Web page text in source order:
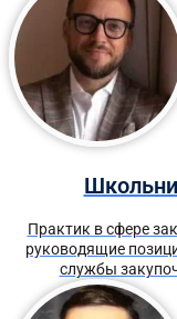
Практик в сфере
руководящие
службы